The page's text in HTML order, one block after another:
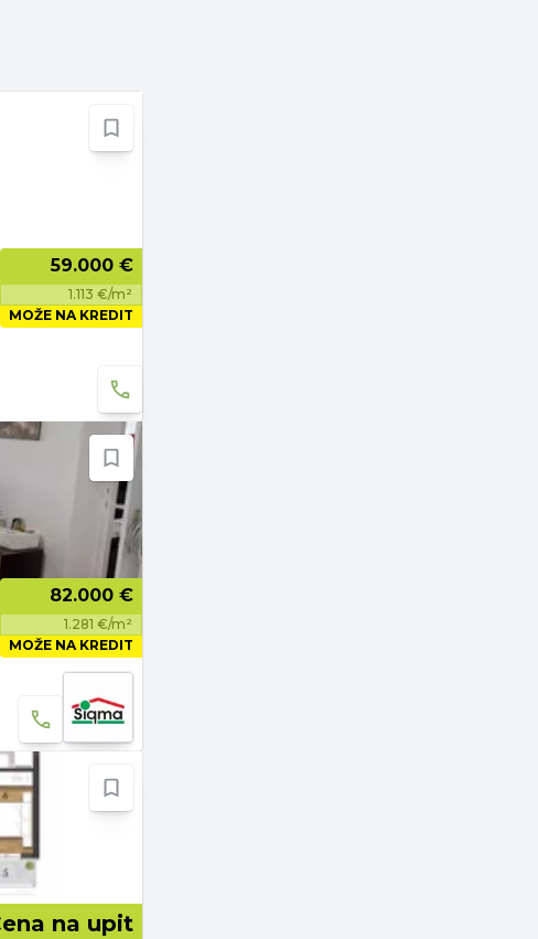
59.000 €
1.113 €/m²
MOŽE NA KREDIT
82.000 €
1.281 €/m²
MOŽE NA KREDIT
na upit